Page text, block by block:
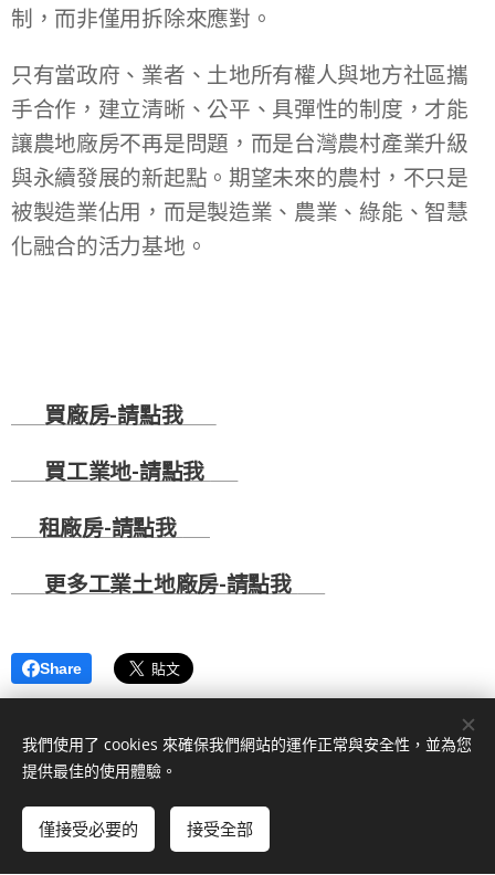
制，而非僅用拆除來應對。
只有當政府、業者、土地所有權人與地方社區攜
手合作，建立清晰、公平、具彈性的制度，才能
讓農地廠房不再是問題，而是台灣農村產業升級
與永續發展的新起點。期望未來的農村，不只是
被製造業佔用，而是製造業、農業、綠能、智慧
化融合的活力基地。
買廠房-請點我
買工業地-請點我
租廠房-請點我
💻更多工業土地廠房-請點我
Share
© 2024 桃園工商地產。 桃園市桃園區正光二街139號
我們使用了 cookies 來確保我們網站的運作正常與安全性，並為您
提供最佳的使用體驗。
僅接受必要的 接受全部